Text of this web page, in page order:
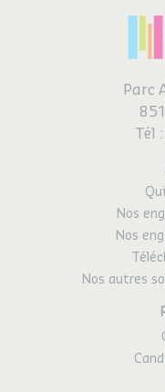
Parc
Tél :
Nos
Nos
Nos autres